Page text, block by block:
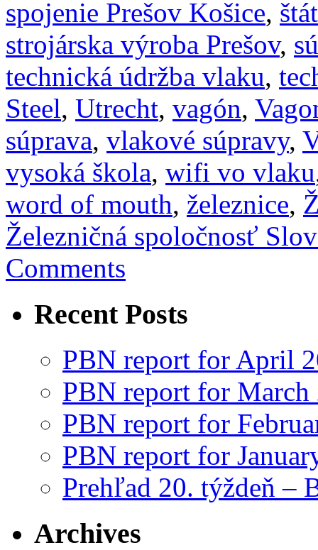
spojenie Prešov Košice,
strojárska výroba Prešov,
technická údržba vlaku,
Steel, Utrecht, vagón,
súprava, vlakové súpravy,
vysoká škola, wifi vo vlaku
word of mouth, železnice,
Železničná spoločnosť
Comments
Recent Posts
PBN report for April
PBN report for March
PBN report for
PBN report for
Prehľad 20. týždeň –
Archives